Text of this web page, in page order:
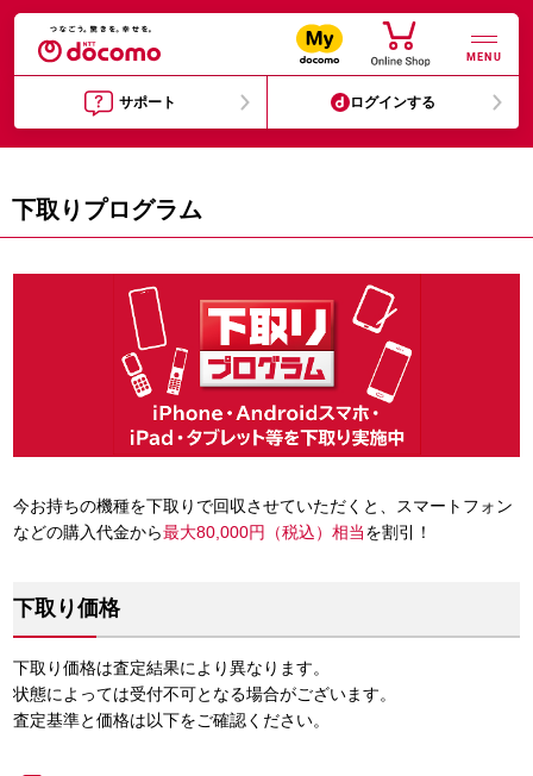
MENU
サポート ログインする
下取りプログラム
今お持ちの機種を下取りで回収させていただくと、スマートフォン
などの購入代金から最大80,000円（税込）相当を割引！
下取り価格
下取り価格は査定結果により異なります。
状態によっては受付不可となる場合がございます。
査定基準と価格は以下をご確認ください。